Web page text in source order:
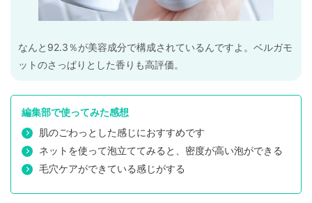
なんと92.3％が美容成分で構成されているんですよ。ベルガモ
ットのさっぱりとした香りも高評価。
編集部で使ってみた感想
肌のごわっとした感じにおすすめです
ネットを使って泡立ててみると、密度が高い泡ができる
毛穴ケアができている感じがする